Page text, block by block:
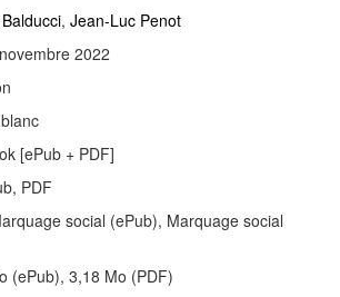
, Jean-Luc Penot
2022
[ePub + PDF]
PDF
social (ePub), Marquage social
(ePub), 3,18 Mo (PDF)